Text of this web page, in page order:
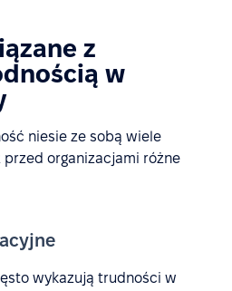
z
w
niesie ze sobą wiele
organizacjami różne
wykazują trudności w